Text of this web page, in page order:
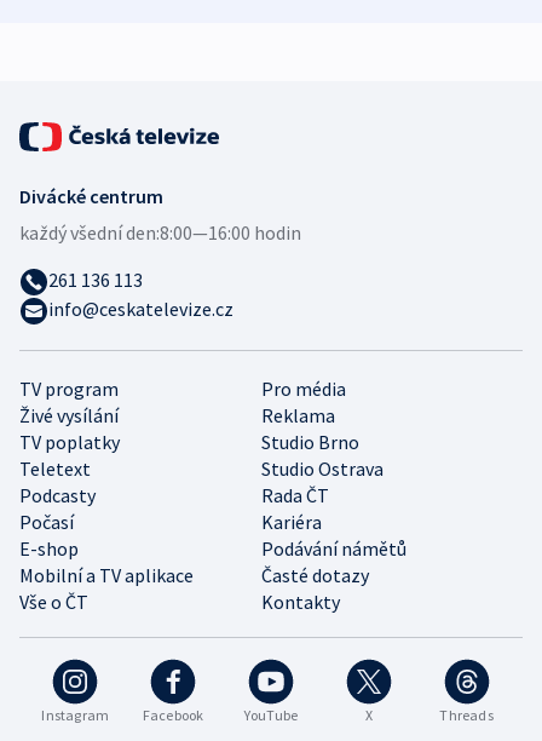
Instagram Facebook YouTube X Threads
TV program
Pro média
Živé vysílání
Reklama
TV poplatky
Studio Brno
Teletext
Studio Ostrava
Podcasty
Rada ČT
Počasí
Kariéra
E-shop
Podávání námětů
Mobilní a TV aplikace
Časté dotazy
Vše o ČT
Kontakty
Divácké centrum
každý všední den:8:00—16:00 hodin
261 136 113
info@ceskatelevize.cz